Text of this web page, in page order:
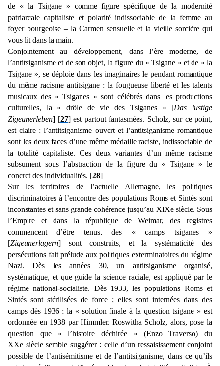
de « la Tsigane » comme figure spécifique de la modernité
patriarcale capitaliste et polarité indissociable de la femme au
foyer bourgeoise – la Carmen sensuelle et la vieille sorcière qui
vous lit dans la main.
Conjointement au développement, dans l’ère moderne, de
l’antitsiganisme et de son objet, la figure du « Tsigane » et de « la
Tsigane », se déploie dans les imaginaires le pendant romantique
du même racisme antitsigane : la fougueuse liberté et les talents
musicaux des « Tsiganes » sont célébrés dans les productions
culturelles, la « drôle de vie des Tsiganes » [Das lustige
Zigeunerleben] [27] est partout fantasmées. Scholz, sur ce point,
est claire : l’antitsiganisme ouvert et l’antitsiganisme romantique
sont les deux faces d’une même médaille raciste, indissociable de
la totalité capitaliste. Ces deux variantes d’un même racisme
subsument sous l’abstraction de la figure du « Tsigane » le
concret des individualités. [28]
Sur les territoires de l’actuelle Allemagne, les politiques
discriminatoires à l’encontre des populations Roms et Sintés sont
inconstantes et sans grande cohérence jusqu’au XIXe siècle. Sous
l’Empire et dans la république de Weimar, des registres
commencent d’être tenus, des « camps tsiganes »
[Zigeunerlagern] sont construits, et la systématicité des
persécutions fait prélude aux politiques exterminatoires du régime
Nazi. Dès les années 30, un antitsiganisme organisé,
systématique, et que guide la science raciale, est appliqué par le
régime national-socialiste. Dès 1933, les populations Roms et
Sintés sont stérilisées de force ; elles sont internées dans des
camps dès 1936 ; la « solution finale à la question tsigane » est
ordonnée en 1938 par Himmler. Roswitha Scholz, alors, pose la
question que « l’histoire déchirée » (Enzo Traverso) du
XXe siècle semble suggérer : celle d’un ressaisissement conjoint
possible de l’antisémitisme et de l’antitsiganisme, dans ce qu’ils